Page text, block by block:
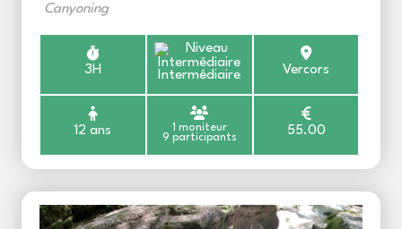
Canyoning
3H Intermédiaire Vercors
12 ans
1 moniteur
9 participants
55.00